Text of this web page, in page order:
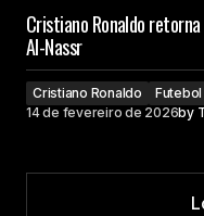
Cristiano Ronaldo
Al-Nassr
Cristiano Ronaldo
Futebol
14 de fevereiro de 2026by